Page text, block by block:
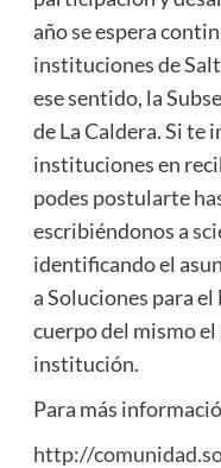
año se espera
instituciones de
ese sentido, la
de La Caldera. Si te
instituciones en
podes postularte
escribiéndonos a
identificando el
a Soluciones para el
cuerpo del mismo
institución.
Para más
http://